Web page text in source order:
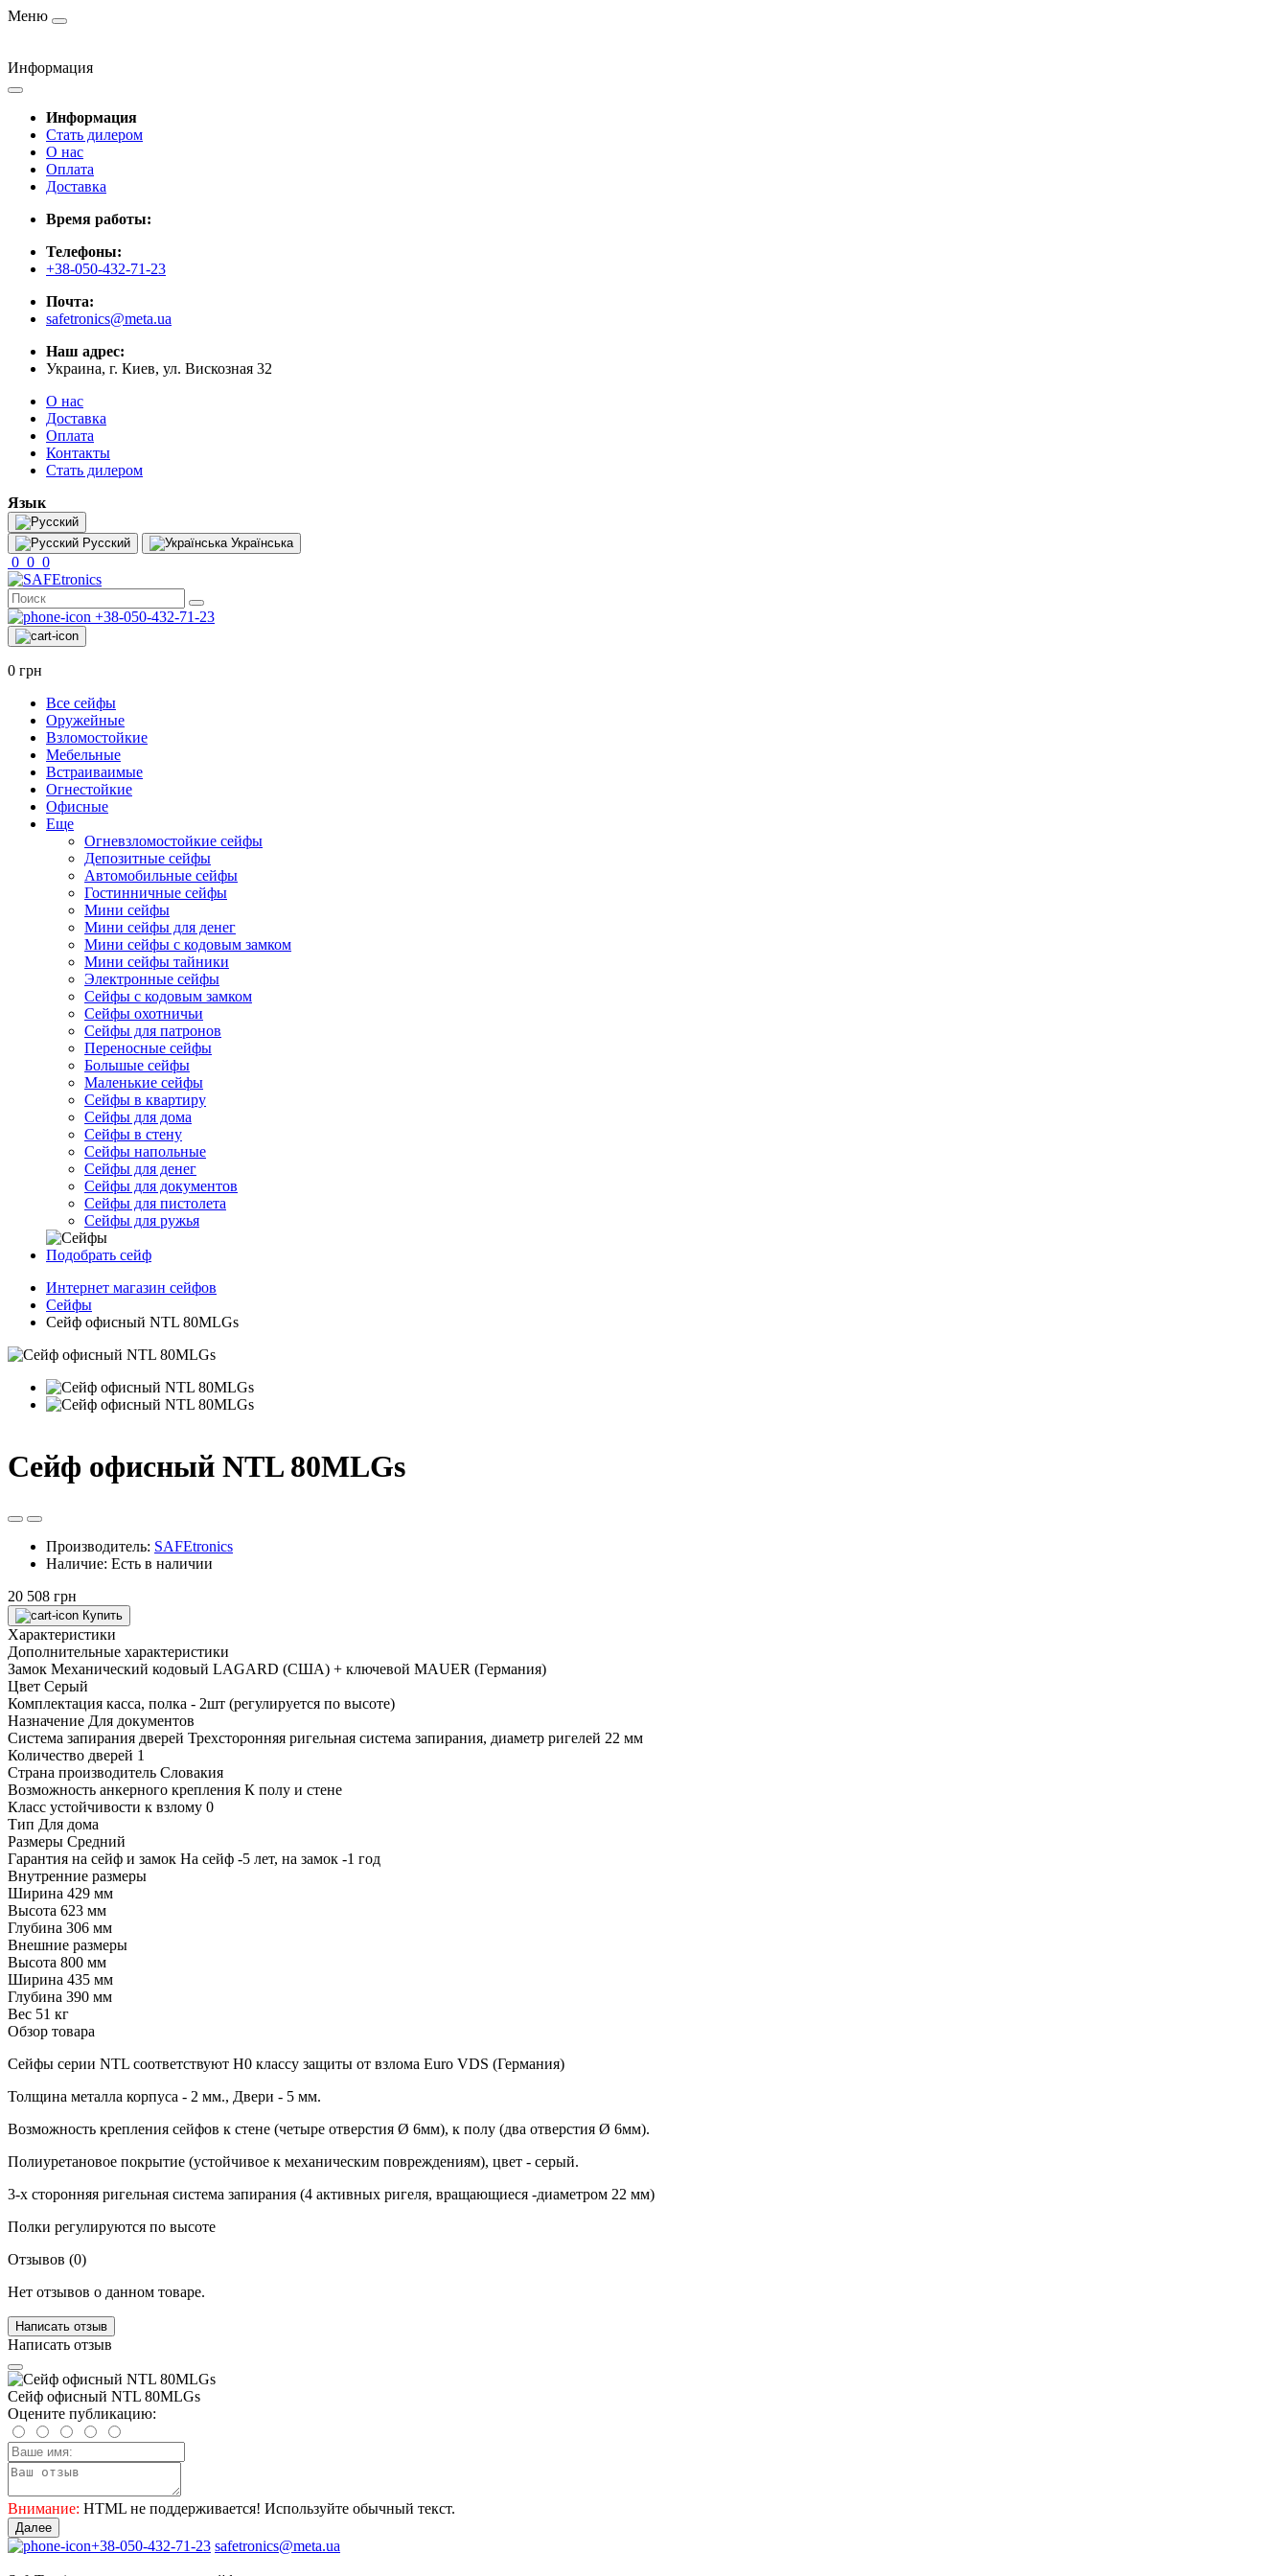
Меню
Информация
Информация
Стать дилером
О нас
Оплата
Доставка
Время работы:
Телефоны:
+38-050-432-71-23
Почта:
safetronics@meta.ua
Наш адрес:
Украина, г. Киев, ул. Вискозная 32
О нас
Доставка
Оплата
Контакты
Стать дилером
Язык
Русский Українська
0 0 0
+38-050-432-71-23
0 грн
Все сейфы
Оружейные
Взломостойкие
Мебельные
Встраиваимые
Огнестойкие
Офисные
Еще
Огневзломостойкие сейфы
Депозитные сейфы
Автомобильные сейфы
Гостинничные сейфы
Мини сейфы
Мини сейфы для денег
Мини сейфы с кодовым замком
Мини сейфы тайники
Электронные сейфы
Сейфы с кодовым замком
Сейфы охотничьи
Сейфы для патронов
Переносные сейфы
Большые сейфы
Маленькие сейфы
Сейфы в квартиру
Сейфы для дома
Сейфы в стену
Сейфы напольные
Сейфы для денег
Сейфы для документов
Сейфы для пистолета
Сейфы для ружья
Подобрать сейф
Интернет магазин сейфов
Сейфы
Сейф офисный NTL 80MLGs
Сейф офисный NTL 80MLGs
Производитель: SAFEtronics
Наличие: Есть в наличии
20 508 грн
Купить
Характеристики
Дополнительные характеристики
Замок Механический кодовый LAGARD (США) + ключевой MAUER (Германия)
Цвет Серый
Комплектация касса, полка - 2шт (регулируется по высоте)
Назначение Для документов
Система запирания дверей Трехсторонняя ригельная система запирания, диаметр ригелей 22 мм
Количество дверей 1
Страна производитель Словакия
Возможность анкерного крепления К полу и стене
Класс устойчивости к взлому 0
Тип Для дома
Размеры Средний
Гарантия на сейф и замок На сейф -5 лет, на замок -1 год
Внутренние размеры
Ширина 429 мм
Высота 623 мм
Глубина 306 мм
Внешние размеры
Высота 800 мм
Ширина 435 мм
Глубина 390 мм
Вес 51 кг
Обзор товара
Сейфы серии NTL соответствуют Н0 классу защиты от взлома Euro VDS (Германия)
Толщина металла корпуса - 2 мм., Двери - 5 мм.
Возможность крепления сейфов к стене (четыре отверстия Ø 6мм), к полу (два отверстия Ø 6мм).
Полиуретановое покрытие (устойчивое к механическим повреждениям), цвет - серый.
3-х сторонняя ригельная система запирания (4 активных ригеля, вращающиеся -диаметром 22 мм)
Полки регулируются по высоте
Отзывов (0)
Нет отзывов о данном товаре.
Написать отзыв
Написать отзыв
Сейф офисный NTL 80MLGs
Оцените публикацию:
Внимание: HTML не поддерживается! Используйте обычный текст.
Далее
+38-050-432-71-23 safetronics@meta.ua